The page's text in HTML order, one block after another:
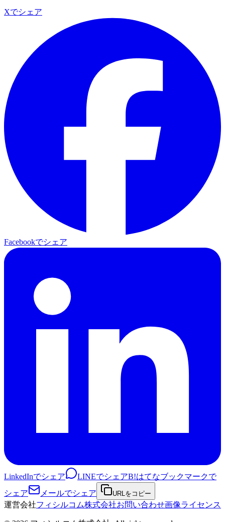
Xでシェア
Facebookでシェア
LinkedInでシェア LINEでシェアB!はてなブックマークで
シェア
メールでシェア URLをコピー
運営会社フィシルコム株式会社お問い合わせ画像ライセンス